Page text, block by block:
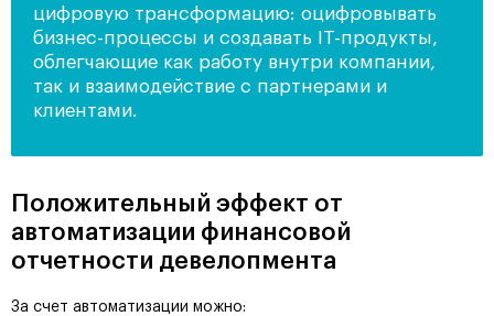
цифровую трансформацию: оцифровывать
бизнес-процессы и создавать IТ-продукты,
облегчающие как работу внутри компании,
так и взаимодействие с партнерами и
клиентами.
Положительный эффект от
автоматизации финансовой
отчетности девелопмента
За счет автоматизации можно: